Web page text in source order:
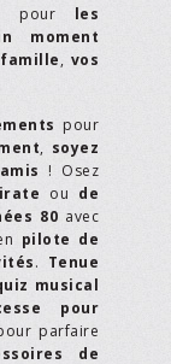
pour les
moment
, vos
pour
, soyez
! Osez
ou de
80 avec
pilote de
. Tenue
musical
pour
parfaire
de